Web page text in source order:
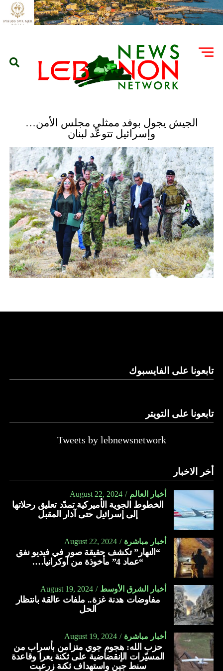
الجيش يجول بوفد ممثلي مجلس الأمن…
وإسرائيل تتوعّد لبنان
تابعونا على الفايسبوك
تابعونا على التويتر
Tweets by lebnewsnetwork
أخر الاخبار
أخبار العالم August 22, 2024
الخطوط الجوية الأميركية تمدّد تعليق رحلاتها
إلى إسرائيل حتى آذار المقبل
أخبار مباشرة August 22, 2024
“النهار” تكشف حقيقة صور في فيديو نفق
“عماد 4” مأخوذة من أوكرانيا….
أخبار الشرق الأوسط August 19, 2024
مفاوضات هدنة غزة.. ملفات عالقة بانتظار
الحل
أخبار مباشرة August 19, 2024
حزب الله: هجوم جوي متزامن بأسراب من
المسيّرات الإنقضاضية على ثكنة يعرا وقاعدة
سنط جين واستهداف ثكنة زرعيت